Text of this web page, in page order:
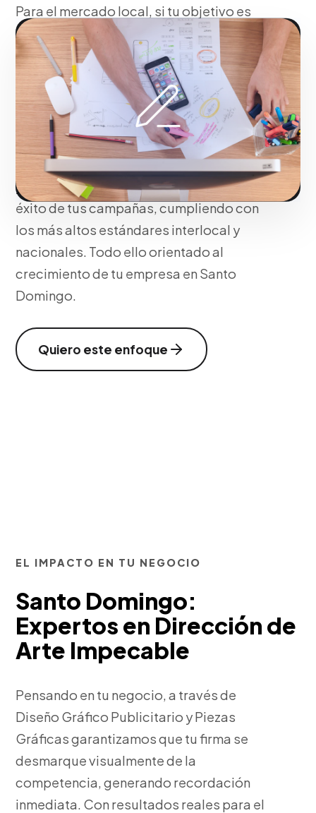
Para el mercado local, si tu objetivo es
destacar, construimos mucho más que
una simple presencia. Integramos
tácticas avanzadas de diseño gráfico
publicitario y piezas gráficas y embudos
de conversión optimizados para que tu
proyecto comercial opere y crezca de
forma escalable. Utilizamos tecnologías
y tácticas modernas que garantizan el
éxito de tus campañas, cumpliendo con
los más altos estándares interlocal y
nacionales. Todo ello orientado al
crecimiento de tu empresa en Santo
Domingo.
Quiero este enfoque
EL IMPACTO EN TU NEGOCIO
Santo Domingo:
Expertos en Dirección de
Arte Impecable
Pensando en tu negocio, a través de
Diseño Gráfico Publicitario y Piezas
Gráficas garantizamos que tu firma se
desmarque visualmente de la
competencia, generando recordación
inmediata. Con resultados reales para el